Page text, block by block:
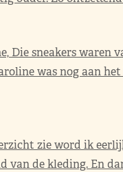
Die sneakers waren
was nog aan
zie word ik
van de kleding. En